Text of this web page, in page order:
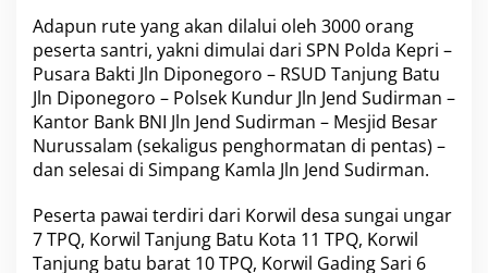
,
M
H
P
i
m
p
i
P
e
n
g
Adapun rute yang akan dilalui oleh 3000 orang
peserta santri, yakni dimulai dari SPN Polda Kepri –
Pusara Bakti Jln Diponegoro – RSUD Tanjung Batu
Jln Diponegoro – Polsek Kundur Jln Jend Sudirman –
Kantor Bank BNI Jln Jend Sudirman – Mesjid Besar
Nurussalam (sekaligus penghormatan di pentas) –
dan selesai di Simpang Kamla Jln Jend Sudirman.
Peserta pawai terdiri dari Korwil desa sungai ungar
7 TPQ, Korwil Tanjung Batu Kota 11 TPQ, Korwil
Tanjung batu barat 10 TPQ, Korwil Gading Sari 6